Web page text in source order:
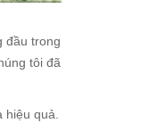
đầu trong
tôi đã
quả.